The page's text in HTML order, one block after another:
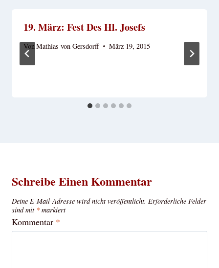
19. März: Fest Des Hl. Josefs
VonMathias von Gersdorff März 19, 2015
Schreibe Einen Kommentar
Deine E-Mail-Adresse wird nicht veröffentlicht. Erforderliche Felder
sind mit * markiert
Kommentar *